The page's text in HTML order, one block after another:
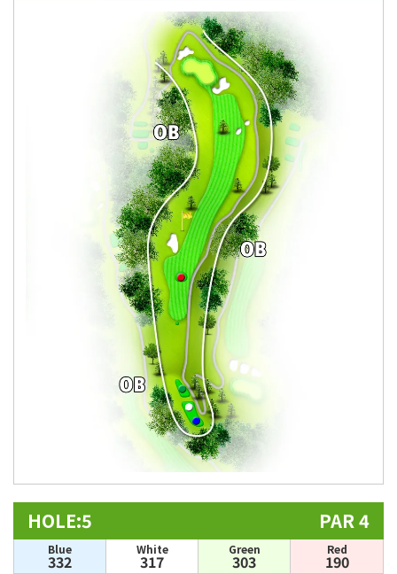
HOLE:5 PAR 4
Blue
332
White
317
Green
303
Red
190